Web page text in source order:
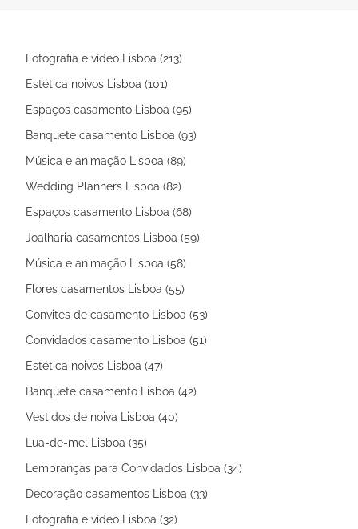
Fotografia e vídeo Lisboa (213)
Estética noivos Lisboa (101)
Espaços casamento Lisboa (95)
Banquete casamento Lisboa (93)
Música e animação Lisboa (89)
Wedding Planners Lisboa (82)
Espaços casamento Lisboa (68)
Joalharia casamentos Lisboa (59)
Música e animação Lisboa (58)
Flores casamentos Lisboa (55)
Convites de casamento Lisboa (53)
Convidados casamento Lisboa (51)
Estética noivos Lisboa (47)
Banquete casamento Lisboa (42)
Vestidos de noiva Lisboa (40)
Lua-de-mel Lisboa (35)
Lembranças para Convidados Lisboa (34)
Decoração casamentos Lisboa (33)
Fotografia e vídeo Lisboa (32)